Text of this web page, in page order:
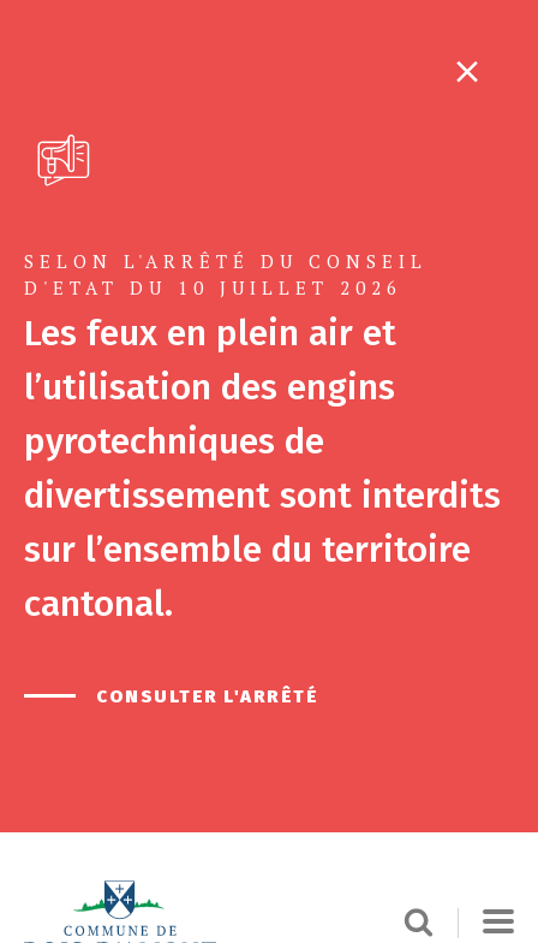
SELON L'ARRÊTÉ DU CONSEIL
D'ETAT DU 10 JUILLET 2026
Les feux en plein air et
l’utilisation des engins
pyrotechniques de
divertissement sont interdits
sur l’ensemble du territoire
cantonal.
CONSULTER L'ARRÊTÉ